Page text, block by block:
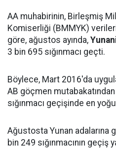
AA muhabirinin, Birleşmiş
Komiserliği (BMMYK)
göre, ağustos ayında,
3 bin 695 sığınmacı geçti.
Böylece, Mart 2016'da
AB göçmen mutabakatından
sığınmacı geçişinde en
Ağustosta Yunan adalarına
bin 249 sığınmacının geçiş